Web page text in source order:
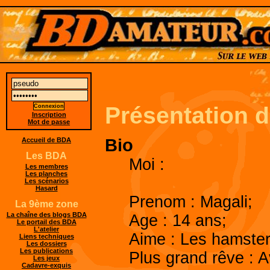
Présentation
Bio
Moi :
Prenom : Magali;
Age : 14 ans;
Aime : Les
Plus grand rêve :
Inscription
Mot de passe
Accueil de BDA
Les BDA
Les membres
Les planches
Les scénarios
Hasard
La 9ème zone
La chaîne des blogs BDA
Le portail des BDA
L'atelier
Liens techniques
Les dossiers
Les publications
Les jeux
Cadavre-exquis